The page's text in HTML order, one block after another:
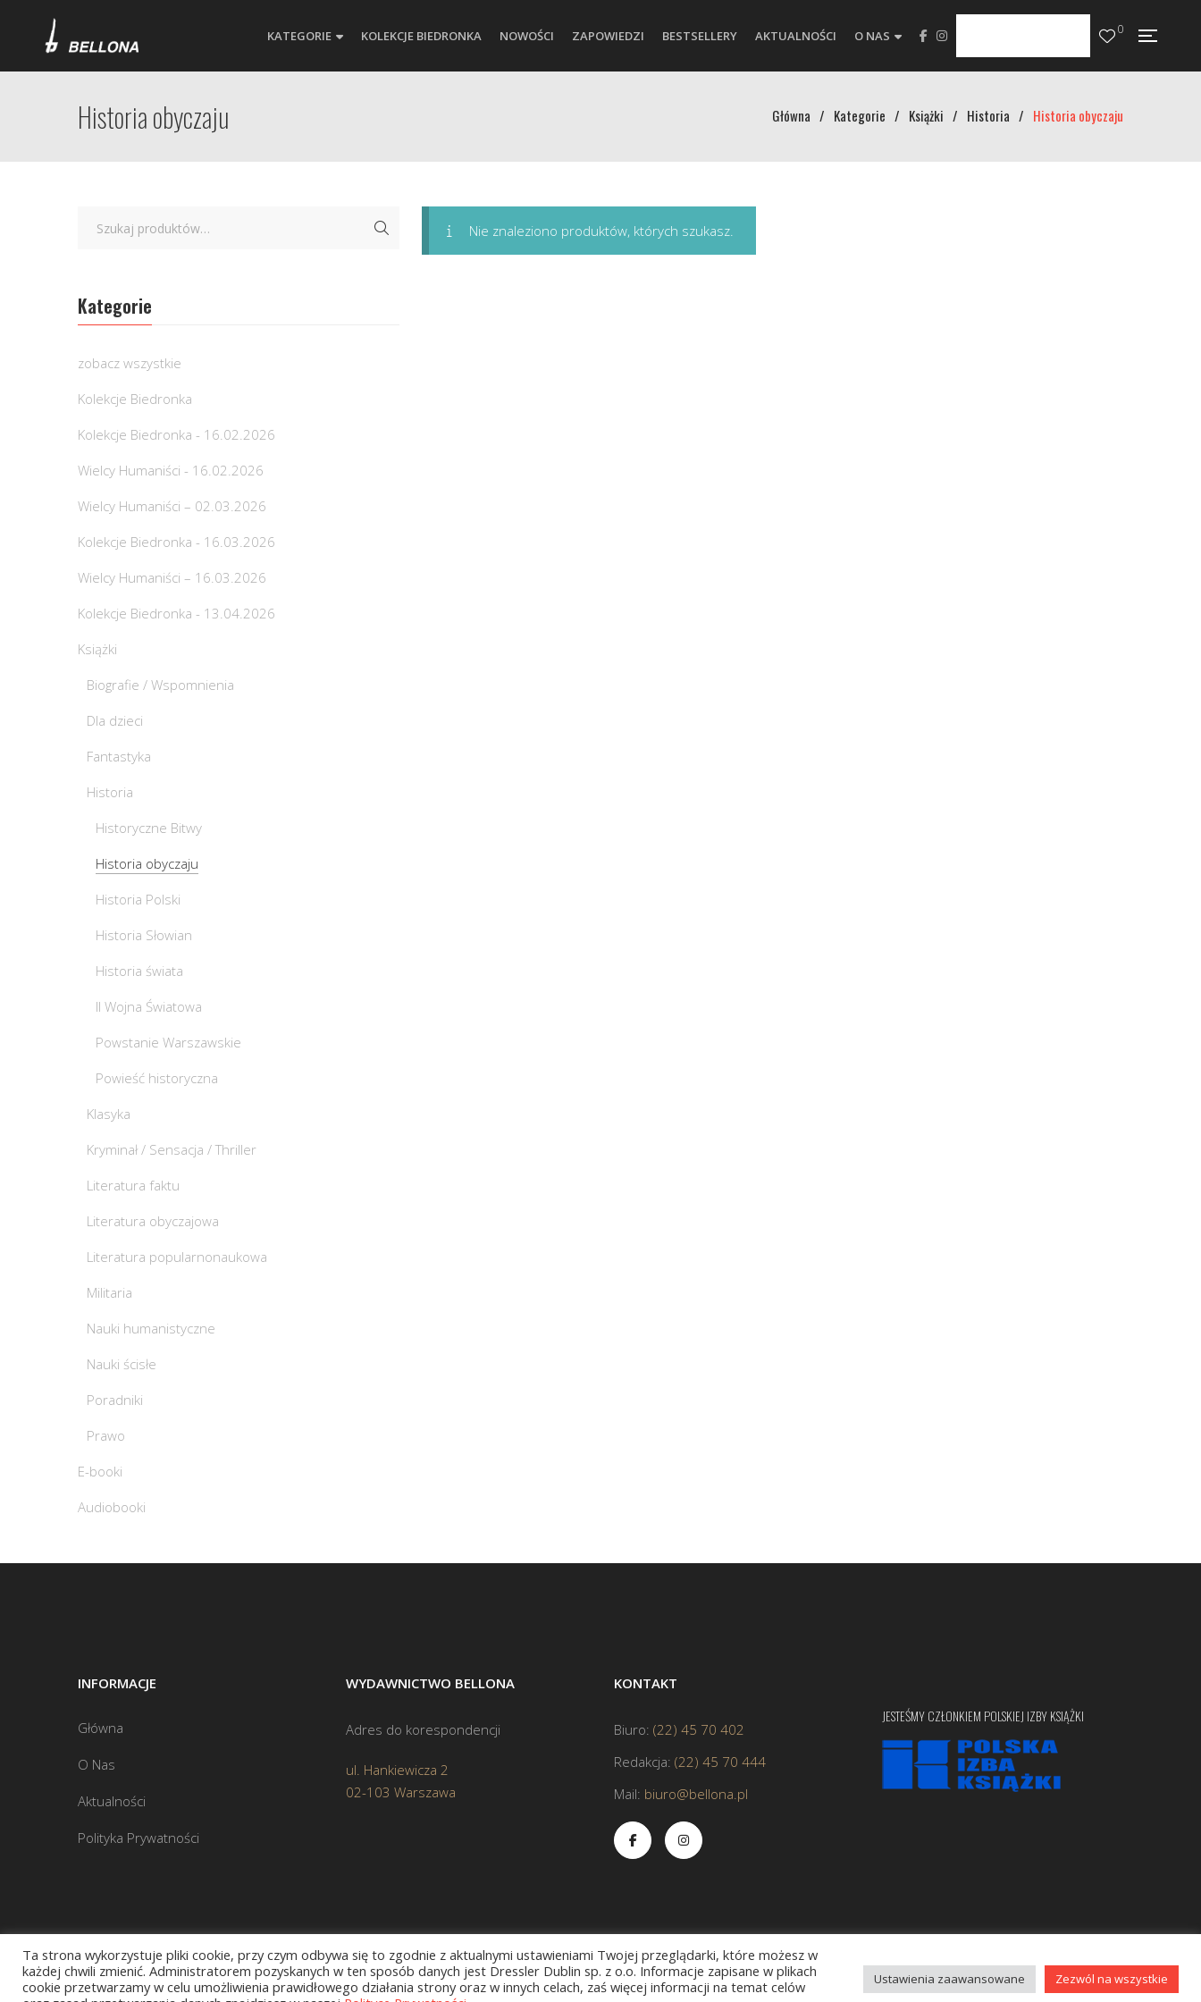
KATEGORIE KOLEKCJE BIEDRONKA NOWOŚCI ZAPOWIEDZI BESTSELLERY AKTUALNOŚCI O NAS 0
Historia obyczaju Główna / Kategorie / Książki / Historia / Historia obyczaju
Nie znaleziono produktów, których szukasz.
Kategorie
zobacz wszystkie
Kolekcje Biedronka
Kolekcje Biedronka - 16.02.2026
Wielcy Humaniści - 16.02.2026
Wielcy Humaniści – 02.03.2026
Kolekcje Biedronka - 16.03.2026
Wielcy Humaniści – 16.03.2026
Kolekcje Biedronka - 13.04.2026
Książki
Biografie / Wspomnienia
Dla dzieci
Fantastyka
Historia
Historyczne Bitwy
Historia obyczaju
Historia Polski
Historia Słowian
Historia świata
II Wojna Światowa
Powstanie Warszawskie
Powieść historyczna
Klasyka
Kryminał / Sensacja / Thriller
Literatura faktu
Literatura obyczajowa
Literatura popularnonaukowa
Militaria
Nauki humanistyczne
Nauki ścisłe
Poradniki
Prawo
E-booki
Audiobooki
INFORMACJE
Główna
O Nas
Aktualności
Polityka Prywatności
WYDAWNICTWO BELLONA
Adres do korespondencji
ul. Hankiewicza 2
02-103 Warszawa
KONTAKT
Biuro: (22) 45 70 402
Redakcja: (22) 45 70 444
Mail: biuro@bellona.pl
JESTEŚMY CZŁONKIEM POLSKIEJ IZBY KSIĄŻKI
Copyright © 2020 bellona.pl
Ta strona wykorzystuje pliki cookie, przy czym odbywa się to zgodnie z aktualnymi ustawieniami Twojej przeglądarki, które możesz w
każdej chwili zmienić. Administratorem pozyskanych w ten sposób danych jest Dressler Dublin sp. z o.o. Informacje zapisane w plikach
cookie przetwarzamy w celu umożliwienia prawidłowego działania strony oraz w innych celach, zaś więcej informacji na temat celów
Ustawienia zaawansowane Zezwól na wszystkie